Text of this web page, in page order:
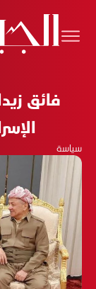
فائق
سياسة